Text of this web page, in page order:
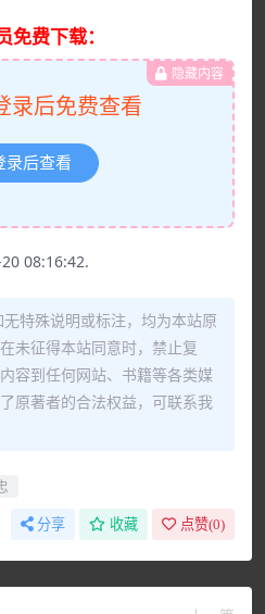
免费下载：
隐藏内容
录后免费查看
录后查看
08:16:42.
特殊说明或标注，均为本站原
未征得本站同意时，禁止复
容到任何网站、书籍等各类媒
原著者的合法权益，可联系我
分享 收藏 点赞(0)